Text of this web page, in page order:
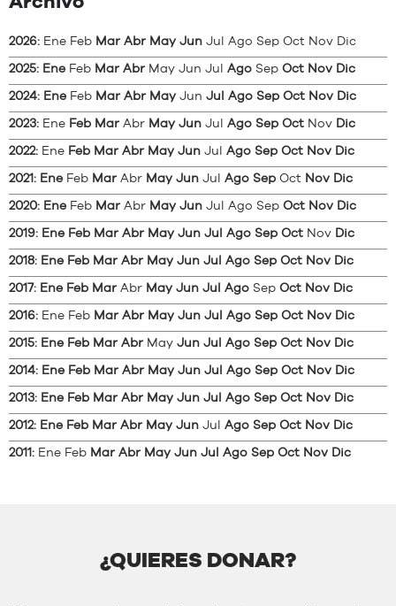
2026: Ene Feb Mar Abr May Jun Jul Ago Sep Oct Nov Dic
2025: Ene Feb Mar Abr May Jun Jul Ago Sep Oct Nov Dic
2024: Ene Feb Mar Abr May Jun Jul Ago Sep Oct Nov Dic
2023: Ene Feb Mar Abr May Jun Jul Ago Sep Oct Nov Dic
2022: Ene Feb Mar Abr May Jun Jul Ago Sep Oct Nov Dic
2021: Ene Feb Mar Abr May Jun Jul Ago Sep Oct Nov Dic
2020: Ene Feb Mar Abr May Jun Jul Ago Sep Oct Nov Dic
2019: Ene Feb Mar Abr May Jun Jul Ago Sep Oct Nov Dic
2018: Ene Feb Mar Abr May Jun Jul Ago Sep Oct Nov Dic
2017: Ene Feb Mar Abr May Jun Jul Ago Sep Oct Nov Dic
2016: Ene Feb Mar Abr May Jun Jul Ago Sep Oct Nov Dic
2015: Ene Feb Mar Abr May Jun Jul Ago Sep Oct Nov Dic
2014: Ene Feb Mar Abr May Jun Jul Ago Sep Oct Nov Dic
2013: Ene Feb Mar Abr May Jun Jul Ago Sep Oct Nov Dic
2012: Ene Feb Mar Abr May Jun Jul Ago Sep Oct Nov Dic
2011: Ene Feb Mar Abr May Jun Jul Ago Sep Oct Nov Dic
¿QUIERES DONAR?